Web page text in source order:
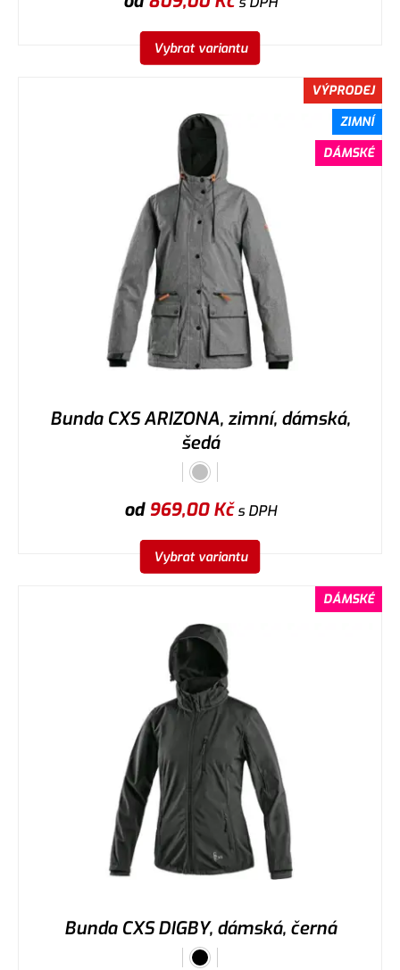
Vybrat variantu
VÝPRODEJ
ZIMNÍ
DÁMSKÉ
Bunda CXS ARIZONA, zimní, dámská,
šedá
od969,00Kčs DPH
Vybrat variantu
DÁMSKÉ
Bunda CXS DIGBY, dámská, černá